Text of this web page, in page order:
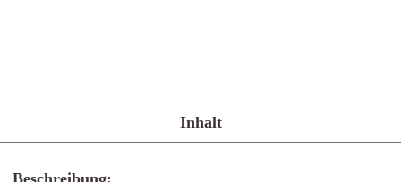
Inhalt
Beschreibung: